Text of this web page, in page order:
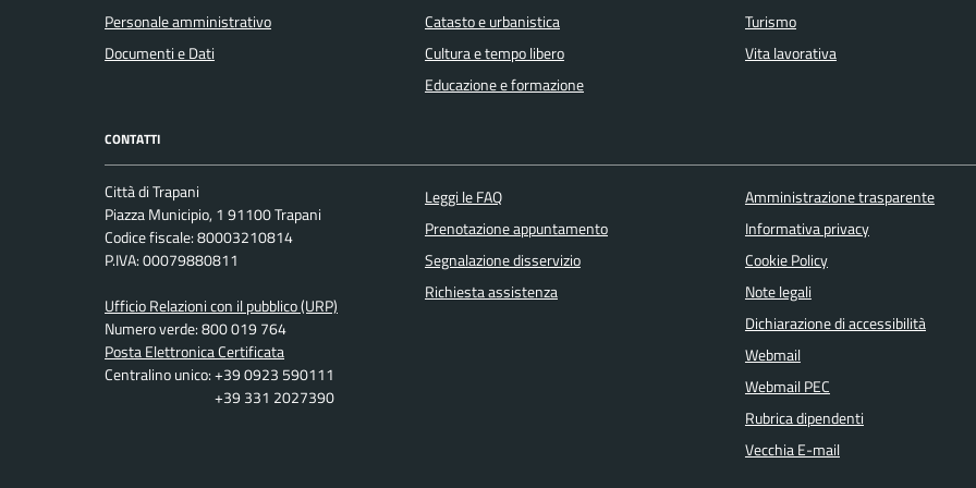
Personale amministrativo
Documenti e Dati
Catasto e urbanistica
Cultura e tempo libero
Educazione e formazione
Turismo
Vita lavorativa
CONTATTI
Città di Trapani
Piazza Municipio, 1 91100 Trapani
Codice fiscale: 80003210814
P.IVA: 00079880811
Ufficio Relazioni con il pubblico (URP)
Numero verde: 800 019 764
Posta Elettronica Certificata
Centralino unico: +39 0923 590111
+39 331 2027390
Leggi le FAQ
Prenotazione appuntamento
Segnalazione disservizio
Richiesta assistenza
Amministrazione trasparente
Informativa privacy
Cookie Policy
Note legali
Dichiarazione di accessibilità
Webmail
Webmail PEC
Rubrica dipendenti
Vecchia E-mail